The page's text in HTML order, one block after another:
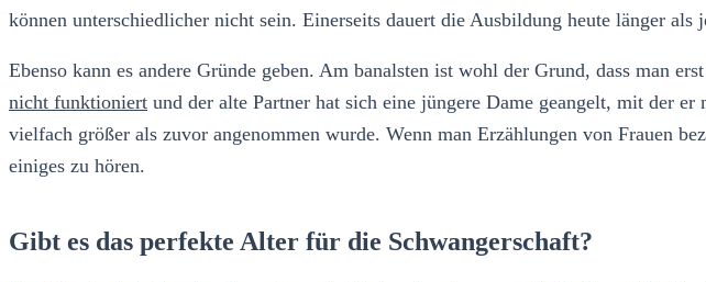
können unterschiedlicher nicht sein. Einerseits dauert die Ausbildung heute länger
Ebenso kann es andere Gründe geben. Am banalsten ist wohl der Grund, dass man
nicht funktioniert und der alte Partner hat sich eine jüngere Dame geangelt, mit der
vielfach größer als zuvor angenommen wurde. Wenn man Erzählungen von Frauen
einiges zu hören.
Gibt es das perfekte Alter für die Schwangerschaft?